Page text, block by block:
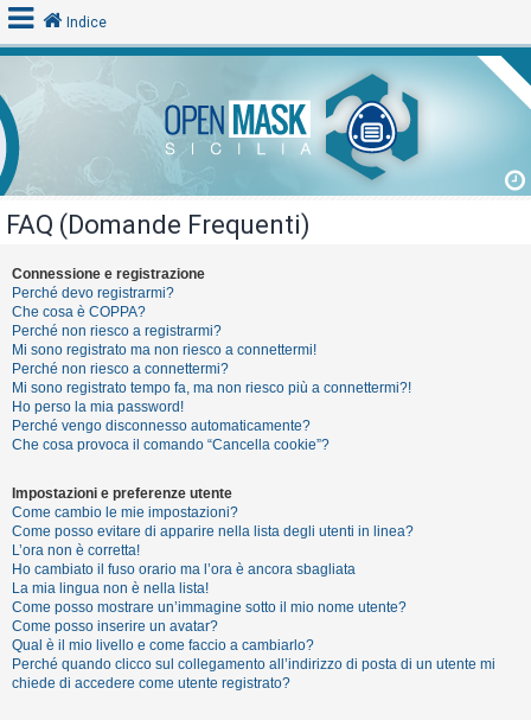
o
g
i
n
A
r
g
o
m
n
t
i
s
e
n
z
a
Indice
FAQ (Domande Frequenti)
Connessione e registrazione
Perché devo registrarmi?
Che cosa è COPPA?
Perché non riesco a registrarmi?
Mi sono registrato ma non riesco a connettermi!
Perché non riesco a connettermi?
Mi sono registrato tempo fa, ma non riesco più a connettermi?!
Ho perso la mia password!
Perché vengo disconnesso automaticamente?
Che cosa provoca il comando “Cancella cookie”?
Impostazioni e preferenze utente
Come cambio le mie impostazioni?
Come posso evitare di apparire nella lista degli utenti in linea?
L’ora non è corretta!
Ho cambiato il fuso orario ma l’ora è ancora sbagliata
La mia lingua non è nella lista!
Come posso mostrare un’immagine sotto il mio nome utente?
Come posso inserire un avatar?
Qual è il mio livello e come faccio a cambiarlo?
Perché quando clicco sul collegamento all’indirizzo di posta di un utente mi
chiede di accedere come utente registrato?